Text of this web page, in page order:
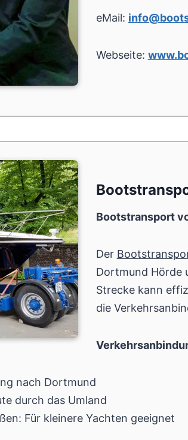
eMail:
Webseite:
Bootstransport
Der
Dortmund Hörde
Strecke kann
die
nach Dortmund
durch das Umland
Für kleinere Yachten geeignet